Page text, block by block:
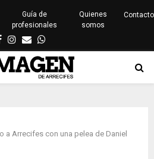
Guía de
profesionales
Quienes
somos
Contacto
Facebook
Instagram
EmailWhatsapp
a Arrecifes con una pelea de Daniel